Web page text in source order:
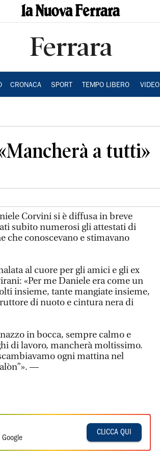
Ferrara
CRONACA SPORT TEMPO LIBERO VIDEO
a tutti»
Corvini si è diffusa in breve
subito numerosi gli attestati di
che conoscevano e stimavano
al cuore per gli amici e gli ex
«Per me Daniele era come un
insieme, tante mangiate insieme,
di nuoto e cintura nera di
in bocca, sempre calmo e
di lavoro, mancherà moltissimo.
ogni mattina nel
—
Google
CLICCA QUI